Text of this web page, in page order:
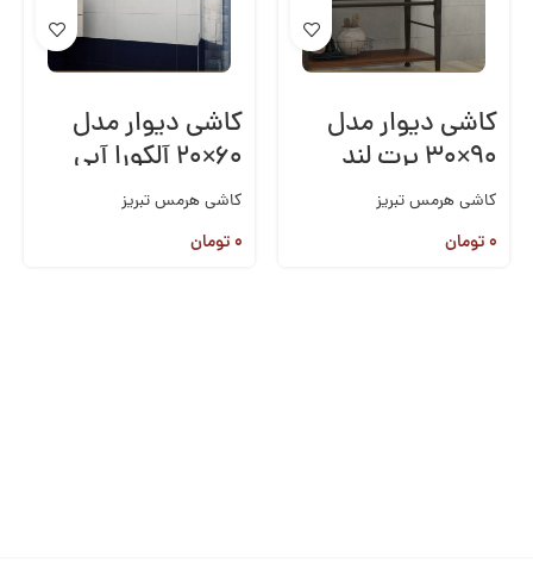
کاشی دیوار مدل
۹۰×۳۰ پرت لند
طوسی
کاشی هرمس تبریز
۰تومان
کاشی دیوار مدل
۶۰×۲۰ آلکورا آبی
کاشی هرمس تبریز
۰تومان